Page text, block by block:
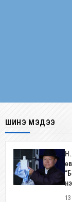
ШИНЭ МЭДЭЭ